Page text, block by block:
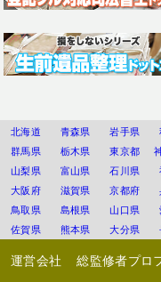
北海道 青森県 岩手県
群馬県
栃木県 東京都
山梨県
富山県 石川県
大阪府
滋賀県 京都府
鳥取県
島根県 山口県
佐賀県
熊本県 大分県
運営会社 総監修者プロ